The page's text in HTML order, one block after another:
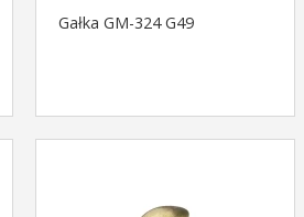
Gałka GM-324 G49